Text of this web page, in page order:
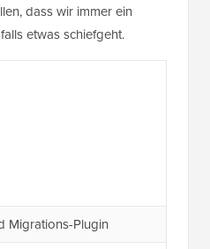
dass wir immer ein
etwas schiefgeht.
Migrations-Plugin